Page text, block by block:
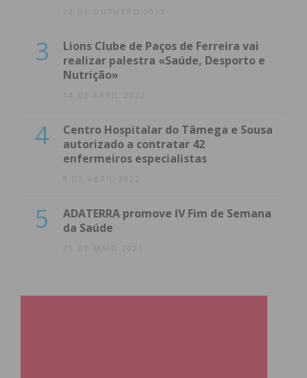
23 DE OUTUBRO 2023
3
Lions Clube de Paços de Ferreira vai
realizar palestra «Saúde, Desporto e
Nutrição»
14 DE ABRIL 2022
4
Centro Hospitalar do Tâmega e Sousa
autorizado a contratar 42
enfermeiros especialistas
8 DE ABRIL 2022
5
ADATERRA promove IV Fim de Semana
da Saúde
21 DE MAIO 2021